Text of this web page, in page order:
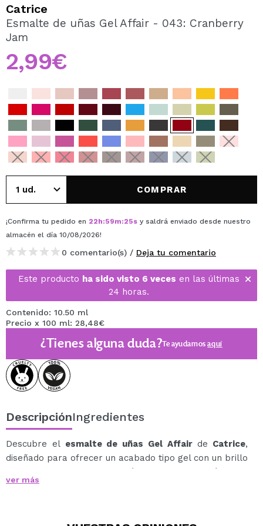
Al crear una cuenta en Maquillalia.com podrás realizar
tus compras rápidamente, revisar el estado de tus
CREAR CUENTA
Catrice
Esmalte de uñas Gel Affair - 043: Cranberry
Jam
2,99€
COMPRAR
¡Confirma tu pedido en 22h:59m:25s y saldrá enviado desde nuestro
almacén el día 10/08/2026!
0 comentario(s) / Deja tu comentario
Este producto ha sido visto 6 veces en las últimas
24 horas.
Contenido: 10.50 ml
Precio x 100 ml: 28,48€
¿Tienes alguna duda?Te ayudamosaquí
DescripciónIngredientes
Descubre el esmalte de uñas Gel Affairde Catrice,
diseñado para ofrecer un acabado tipo gel con un brillo
espectacular y una duración de hasta 7 días, sin
necesidad de base, top coat ni lámpara UV.
ver más